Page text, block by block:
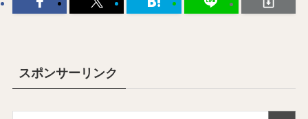
スポンサーリンク